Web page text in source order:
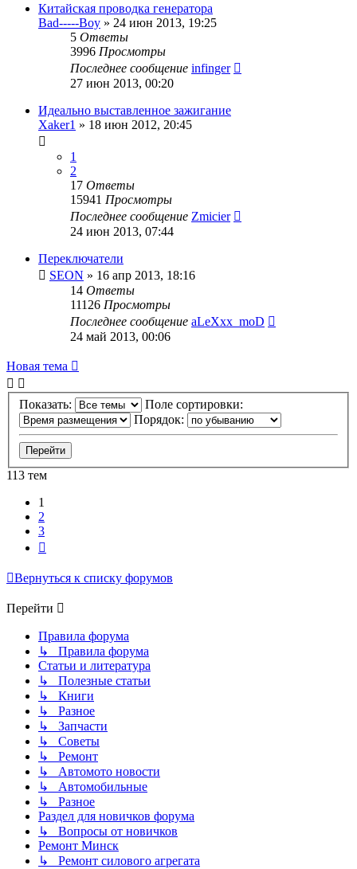
Китайская проводка генератора
Bad-----Boy » 24 июн 2013, 19:25
5 Ответы
3996 Просмотры
Последнее сообщение infinger
27 июн 2013, 00:20
Идеально выставленное зажигание
Xaker1 » 18 июн 2012, 20:45
1
2
17 Ответы
15941 Просмотры
Последнее сообщение Zmicier
24 июн 2013, 07:44
Переключатели
SEON » 16 апр 2013, 18:16
14 Ответы
11126 Просмотры
Последнее сообщение aLeXxx_moD
24 май 2013, 00:06
Новая тема
Показать:
Поле сортировки:
Порядок:
113 тем
1
2
3
Вернуться к списку форумов
Перейти
Правила форума
↳ Правила форума
Статьи и литература
↳ Полезные статьи
↳ Книги
↳ Разное
↳ Запчасти
↳ Советы
↳ Ремонт
↳ Автомото новости
↳ Автомобильные
↳ Разное
Раздел для новичков форума
↳ Вопросы от новичков
Ремонт Минск
↳ Ремонт силового агрегата